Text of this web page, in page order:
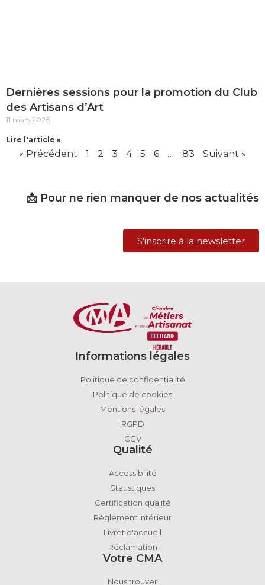
Dernières sessions pour la promotion du Club
des Artisans d’Art
11 mars 2026
Lire l'article »
« Précédent 1 2 3 4 5 6 … 83 Suivant »
📩 Pour ne rien manquer de nos actualités
S'inscrire à la newsletter
Informations légales
Politique de confidentialité
Politique de cookies
Mentions légales
RGPD
CGV
Qualité
Accessibilité
Statistiques
Certification qualité
Règlement intérieur
Livret d'accueil
Réclamation
Votre CMA
Nous trouver